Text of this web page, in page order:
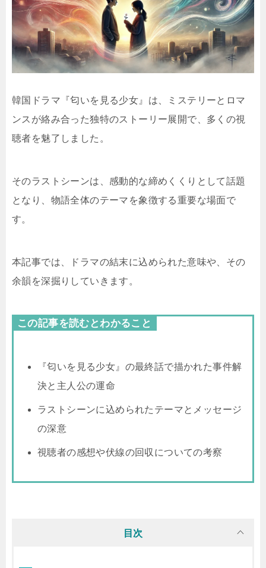
韓国ドラマ『匂いを見る少女』は、ミステリーとロマ
ンスが絡み合った独特のストーリー展開で、多くの視
聴者を魅了しました。
そのラストシーンは、感動的な締めくくりとして話題
となり、物語全体のテーマを象徴する重要な場面で
す。
本記事では、ドラマの結末に込められた意味や、その
余韻を深掘りしていきます。
この記事を読むとわかること
『匂いを見る少女』の最終話で描かれた事件解
決と主人公の運命
ラストシーンに込められたテーマとメッセージ
の深意
視聴者の感想や伏線の回収についての考察
目次